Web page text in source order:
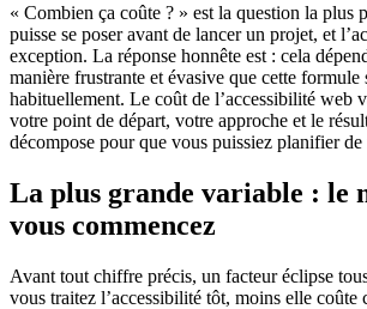
« Combien ça coûte ? » est la question la plus
puisse se poser avant de lancer un projet, et
exception. La réponse honnête est : cela
manière frustrante et évasive que cette formule
habituellement. Le coût de l’accessibilité web
votre point de départ, votre approche et le
décompose pour que vous puissiez planifier de
La plus grande variable : le
vous commencez
Avant tout chiffre précis, un facteur éclipse
vous traitez l’accessibilité tôt, moins elle coûte